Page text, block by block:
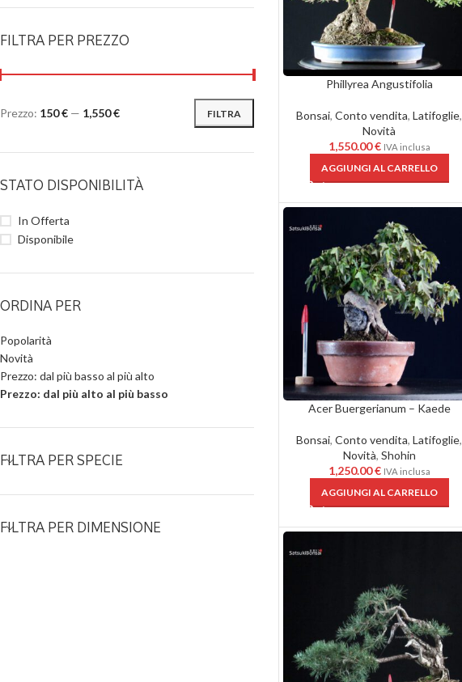
FILTRA PER PREZZO
FILTRA
Prezzo: 150 € — 1,550 €
STATO DISPONIBILITÀ
In Offerta
Disponibile
ORDINA PER
Popolarità
Novità
Prezzo: dal più basso al più alto
Prezzo: dal più alto al più basso
FILTRA PER SPECIE
FILTRA PER DIMENSIONE
Phillyrea Angustifolia
Bonsai,Conto vendita,Latifoglie,
Novità
1,550.00€ IVA inclusa
AGGIUNGI AL CARRELLO
Acer Buergerianum – Kaede
Bonsai,Conto vendita,Latifoglie,
Novità, Shohin
1,250.00€ IVA inclusa
AGGIUNGI AL CARRELLO